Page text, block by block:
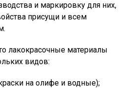
и маркировку для них,
присущи и всем
лакокрасочные материалы
видов:
на олифе и водные);